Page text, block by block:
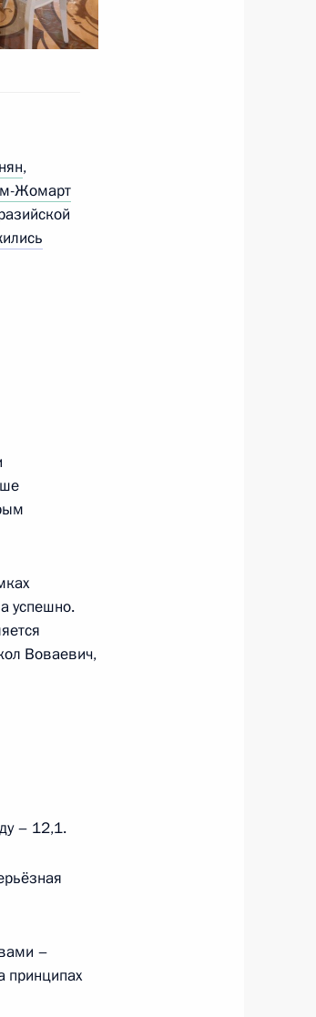
,
Жомарт
успешно.
Воваевич,
– 12,1.
–
принципах